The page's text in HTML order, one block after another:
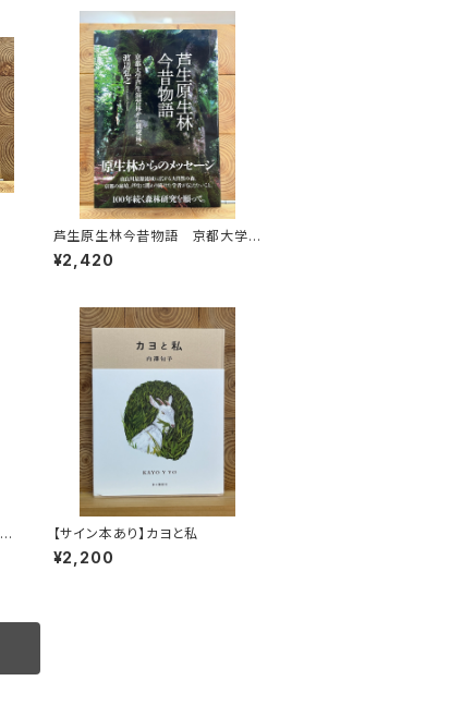
芦生原生林今昔物語 京都大学
芦生演習林から研究林へ
¥2,420
【サイン本あり】カヨと私
¥2,200